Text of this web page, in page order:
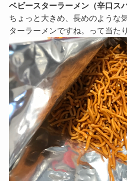
ベビースターラーメン（辛口ス
ちょっと大きめ、長めのような
ターラーメンですね。って当た